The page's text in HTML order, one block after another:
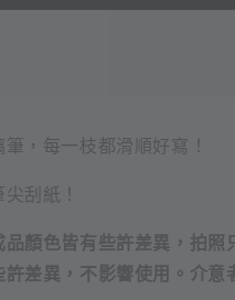
，每一枝都滑順好寫！
刮紙！
顏色皆有些許差異，拍照
差異，不影響使用。介意